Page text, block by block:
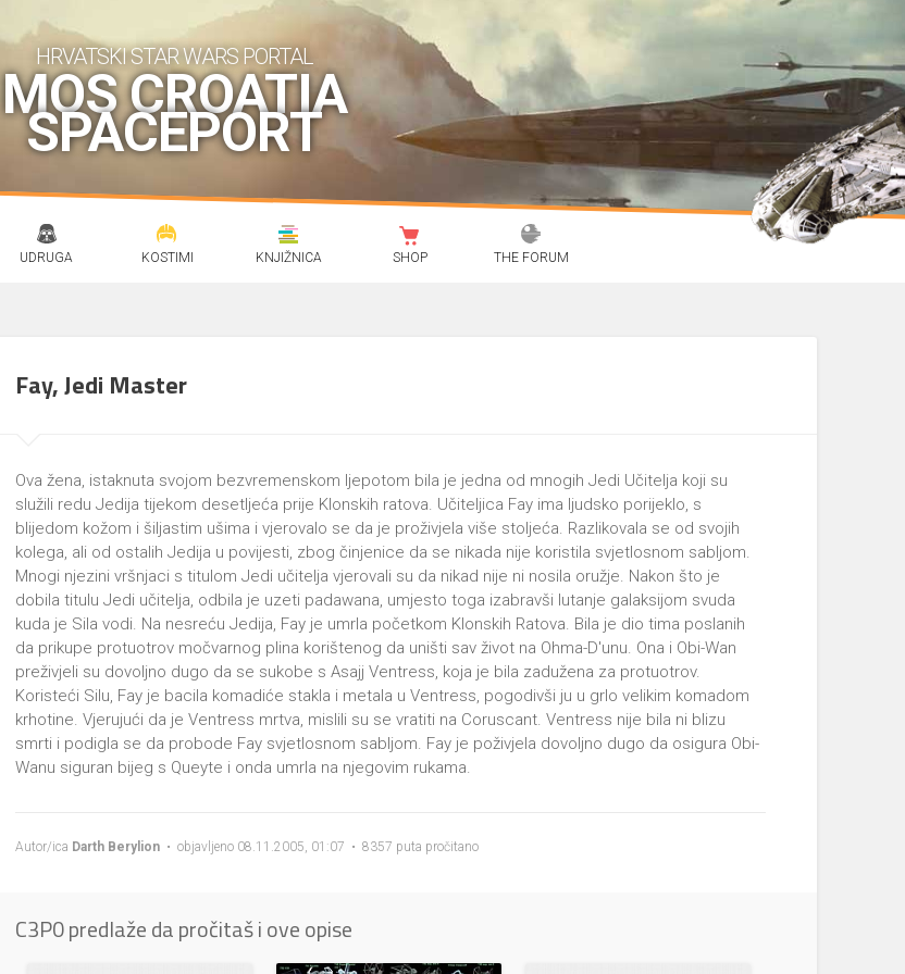
HRVATSKI STAR WARS PORTAL
MOS CROATIA
SPACEPORT
UDRUGA KOSTIMI KNJIŽNICA SHOP THE FORUM
Fay, Jedi Master
Ova žena, istaknuta svojom bezvremenskom ljepotom bila je jedna od mnogih Jedi Učitelja koji su
služili redu Jedija tijekom desetljeća prije Klonskih ratova. Učiteljica Fay ima ljudsko porijeklo, s
blijedom kožom i šiljastim ušima i vjerovalo se da je proživjela više stoljeća. Razlikovala se od svojih
kolega, ali od ostalih Jedija u povijesti, zbog činjenice da se nikada nije koristila svjetlosnom sabljom.
Mnogi njezini vršnjaci s titulom Jedi učitelja vjerovali su da nikad nije ni nosila oružje. Nakon što je
dobila titulu Jedi učitelja, odbila je uzeti padawana, umjesto toga izabravši lutanje galaksijom svuda
kuda je Sila vodi. Na nesreću Jedija, Fay je umrla početkom Klonskih Ratova. Bila je dio tima poslanih
da prikupe protuotrov močvarnog plina korištenog da uništi sav život na Ohma-D'unu. Ona i Obi-Wan
preživjeli su dovoljno dugo da se sukobe s Asajj Ventress, koja je bila zadužena za protuotrov.
Koristeći Silu, Fay je bacila komadiće stakla i metala u Ventress, pogodivši ju u grlo velikim komadom
krhotine. Vjerujući da je Ventress mrtva, mislili su se vratiti na Coruscant. Ventress nije bila ni blizu
smrti i podigla se da probode Fay svjetlosnom sabljom. Fay je poživjela dovoljno dugo da osigura Obi-
Wanu siguran bijeg s Queyte i onda umrla na njegovim rukama.
Autor/ica Darth Berylion • objavljeno 08.11.2005, 01:07 • 8357 puta pročitano
C3P0 predlaže da pročitaš i ove opise